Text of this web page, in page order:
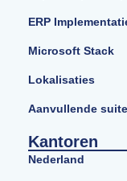
ERP
Microsoft Stack
Lokalisaties
Aanvullende
Kantoren
Nederland